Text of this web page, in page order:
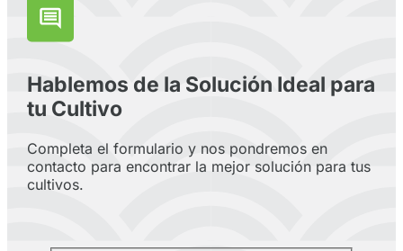
Hablemos de la Solución Ideal para
tu Cultivo
Completa el formulario y nos pondremos en
contacto para encontrar la mejor solución para tus
cultivos.